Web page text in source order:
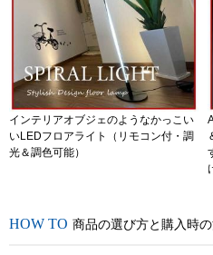
インテリアオブジェのようなかっこい
いLEDフロアライト（リモコン付・調
光＆調色可能）
商品の選び方と購入時